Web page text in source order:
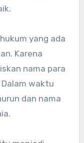
yang ada
Karena
nama para
waktu
dan nama